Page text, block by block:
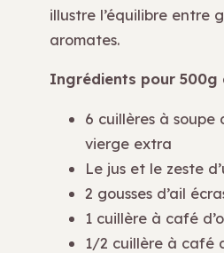
illustre l’équilibre entre
aromates.
Ingrédients pour 500g
6 cuillères à soupe
vierge extra
Le jus et le zeste
2 gousses d’ail
1 cuillère à café
1/2 cuillère à café